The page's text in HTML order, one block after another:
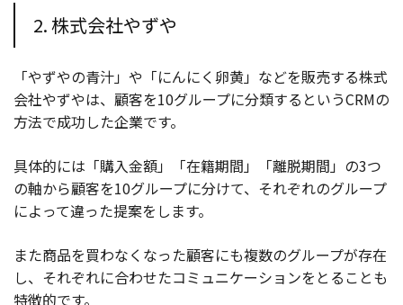
2. 株式会社やずや
「やずやの青汁」や「にんにく卵黄」などを販売する株式
会社やずやは、顧客を10グループに分類するというCRMの
方法で成功した企業です。
具体的には「購入金額」「在籍期間」「離脱期間」の3つ
の軸から顧客を10グループに分けて、それぞれのグループ
によって違った提案をします。
また商品を買わなくなった顧客にも複数のグループが存在
し、それぞれに合わせたコミュニケーションをとることも
特徴的です。